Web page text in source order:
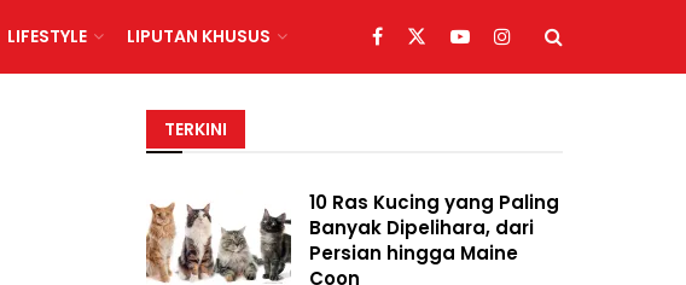
LIFESTYLE LIPUTAN KHUSUS
TERKINI
10 Ras Kucing yang Paling
Banyak Dipelihara, dari
Persian hingga Maine
Coon